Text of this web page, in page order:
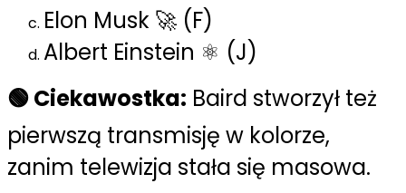
Elon Musk 🚀 (F)
Albert Einstein ⚛️ (J)
🟢 Ciekawostka: Baird stworzył też
pierwszą transmisję w kolorze,
zanim telewizja stała się masowa.